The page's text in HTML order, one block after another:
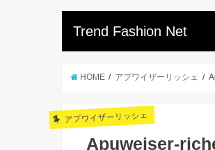
Trend Fashion Net
HOME アプワイザーリッシェ
アプワイザーリッシェ
Apuweiser-